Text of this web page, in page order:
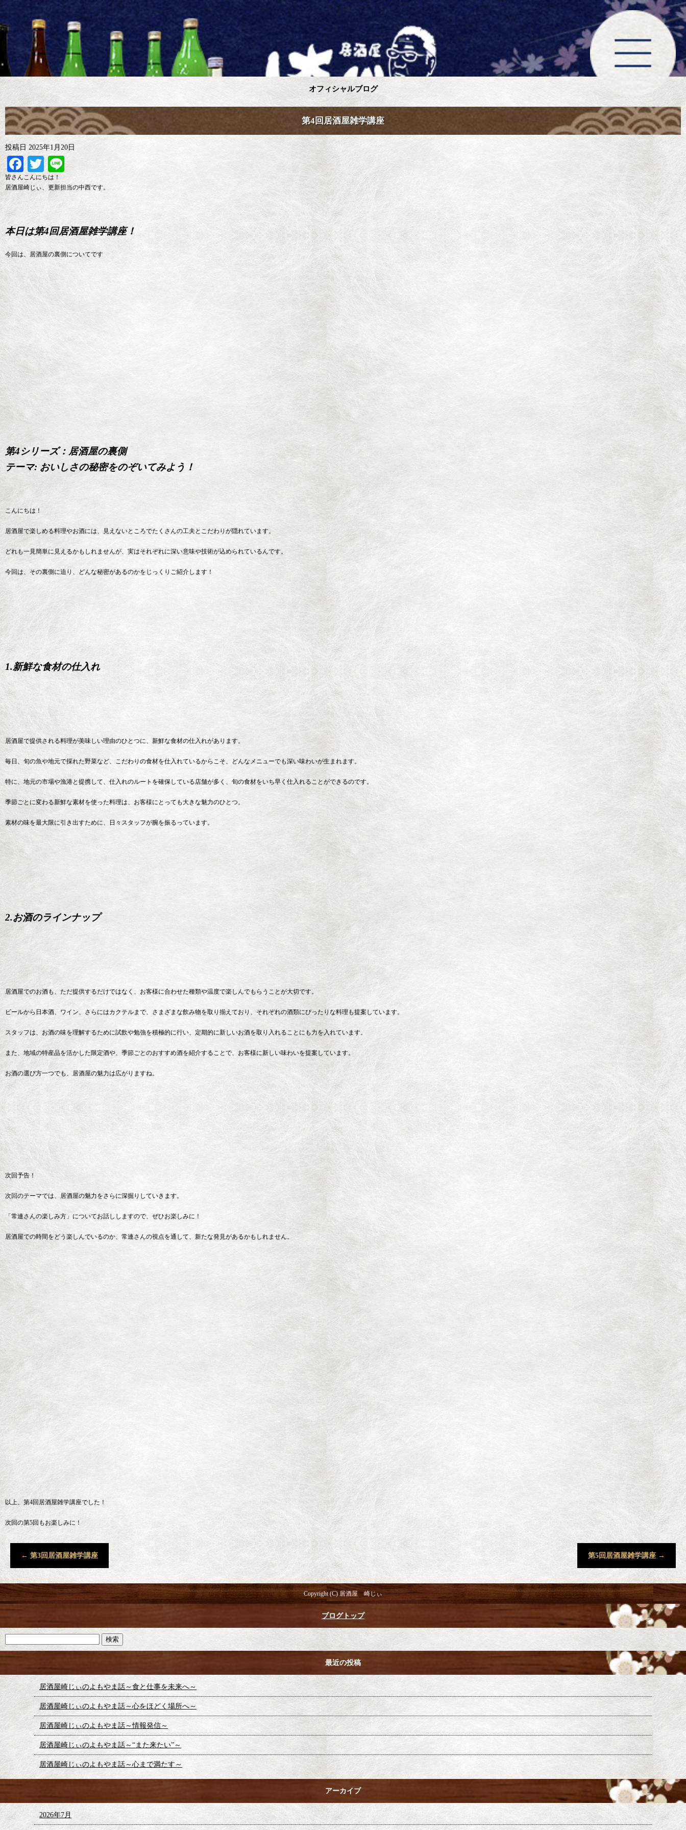
オフィシャルブログ
第4回居酒屋雑学講座
投稿日 2025年1月20日
Facebook
Twitter
Line
皆さんこんにちは！
居酒屋崎じぃ、更新担当の中西です。
本日は第4回居酒屋雑学講座！
今回は、居酒屋の裏側についてです
第4シリーズ：居酒屋の裏側
テーマ: おいしさの秘密をのぞいてみよう！
こんにちは！
居酒屋で楽しめる料理やお酒には、見えないところでたくさんの工夫とこだわりが隠れています。
どれも一見簡単に見えるかもしれませんが、実はそれぞれに深い意味や技術が込められているんです。
今回は、その裏側に迫り、どんな秘密があるのかをじっくりご紹介します！
1.新鮮な食材の仕入れ
居酒屋で提供される料理が美味しい理由のひとつに、新鮮な食材の仕入れがあります。
毎日、旬の魚や地元で採れた野菜など、こだわりの食材を仕入れているからこそ、どんなメニューでも深い味わいが生まれます。
特に、地元の市場や漁港と提携して、仕入れのルートを確保している店舗が多く、旬の食材をいち早く仕入れることができるのです。
季節ごとに変わる新鮮な素材を使った料理は、お客様にとっても大きな魅力のひとつ。
素材の味を最大限に引き出すために、日々スタッフが腕を振るっています。
2.お酒のラインナップ
居酒屋でのお酒も、ただ提供するだけではなく、お客様に合わせた種類や温度で楽しんでもらうことが大切です。
ビールから日本酒、ワイン、さらにはカクテルまで、さまざまな飲み物を取り揃えており、それぞれの酒類にぴったりな料理も提案しています。
スタッフは、お酒の味を理解するために試飲や勉強を積極的に行い、定期的に新しいお酒を取り入れることにも力を入れています。
また、地域の特産品を活かした限定酒や、季節ごとのおすすめ酒を紹介することで、お客様に新しい味わいを提案しています。
お酒の選び方一つでも、居酒屋の魅力は広がりますね。
次回予告！
次回のテーマでは、居酒屋の魅力をさらに深掘りしていきます。
「常連さんの楽しみ方」についてお話ししますので、ぜひお楽しみに！
居酒屋での時間をどう楽しんでいるのか、常連さんの視点を通して、新たな発見があるかもしれません。
以上、第4回居酒屋雑学講座でした！
次回の第5回もお楽しみに！
← 第3回居酒屋雑学講座 第5回居酒屋雑学講座 →
Copyright (C) 居酒屋 崎じぃ
ブログトップ
最近の投稿
居酒屋崎じぃのよもやま話～食と仕事を未来へ～
居酒屋崎じぃのよもやま話～心をほどく場所へ～
居酒屋崎じぃのよもやま話～情報発信～
居酒屋崎じぃのよもやま話～“また来たい”～
居酒屋崎じぃのよもやま話～心まで満たす～
アーカイブ
2026年7月